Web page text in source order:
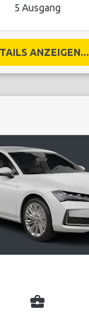
5 Ausgang
ANZEIGEN...
business_center